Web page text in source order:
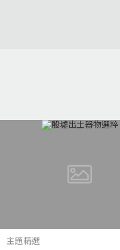
主題精選